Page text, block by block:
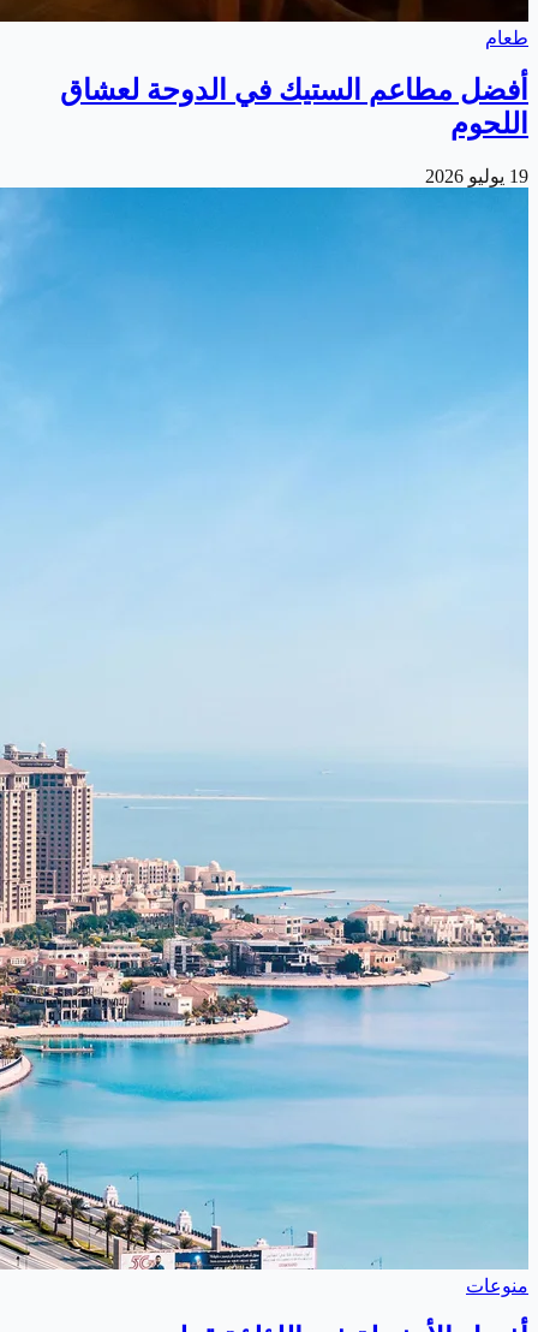
طعام
أفضل مطاعم الستيك في الدوحة لعشاق
اللحوم
19 يوليو 2026
منوعات